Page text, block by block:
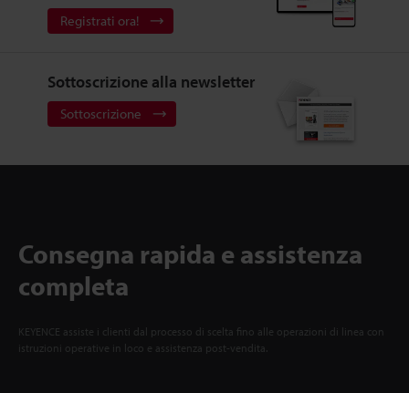
Registrati ora!
Sottoscrizione alla newsletter
Sottoscrizione
Consegna rapida e assistenza
completa
KEYENCE assiste i clienti dal processo di scelta fino alle operazioni di linea con
istruzioni operative in loco e assistenza post-vendita.